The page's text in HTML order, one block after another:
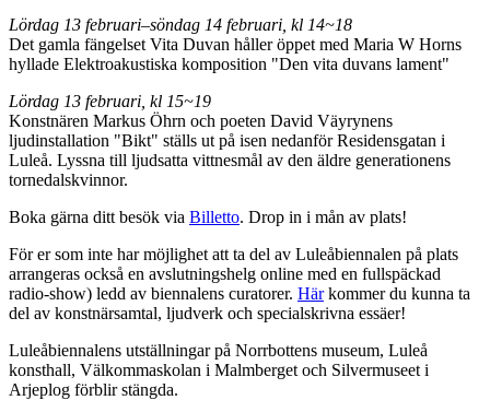
Lördag 13 februari–söndag 14 februari, kl 14~18
Det gamla fängelset Vita Duvan håller öppet med Maria W Horns
hyllade Elektroakustiska komposition "Den vita duvans lament"
Lördag 13 februari, kl 15~19
Konstnären Markus Öhrn och poeten David Väyrynens
ljudinstallation "Bikt" ställs ut på isen nedanför Residensgatan i
Luleå. Lyssna till ljudsatta vittnesmål av den äldre generationens
tornedalskvinnor.
Boka gärna ditt besök via Billetto. Drop in i mån av plats!
För er som inte har möjlighet att ta del av Luleåbiennalen på plats
arrangeras också en avslutningshelg online med en fullspäckad
radio-show) ledd av biennalens curatorer. Härkommer du kunna ta
del av konstnärsamtal, ljudverk och specialskrivna essäer!
Luleåbiennalens utställningar på Norrbottens museum, Luleå
konsthall, Välkommaskolan i Malmberget och Silvermuseet i
Arjeplog förblir stängda.